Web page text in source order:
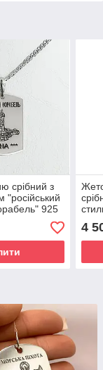
срібний з
"російський
925
4